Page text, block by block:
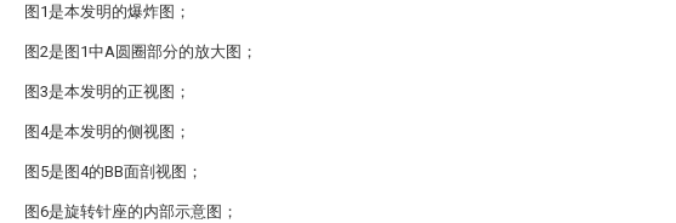
图1是本发明的爆炸图；
图2是图1中A圆圈部分的放大图；
图3是本发明的正视图；
图4是本发明的侧视图；
图5是图4的BB面剖视图；
图6是旋转针座的内部示意图；